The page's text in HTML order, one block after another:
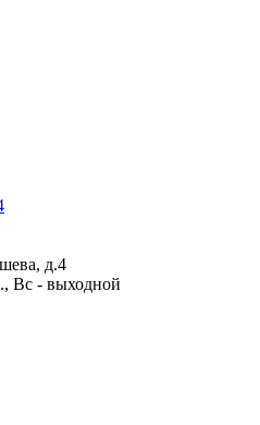
д.4
Вс - выходной